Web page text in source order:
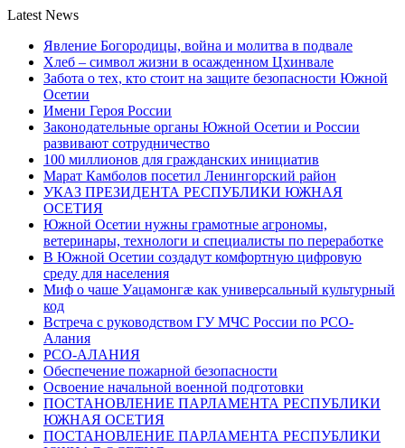
Latest News
Явление Богородицы, война и молитва в подвале
Хлеб – символ жизни в осажденном Цхинвале
Забота о тех, кто стоит на защите безопасности Южной
Осетии
Имени Героя России
Законодательные органы Южной Осетии и России
развивают сотрудничество
100 миллионов для гражданских инициатив
Марат Камболов посетил Ленингорский район
УКАЗ ПРЕЗИДЕНТА РЕСПУБЛИКИ ЮЖНАЯ
ОСЕТИЯ
Южной Осетии нужны грамотные агрономы,
ветеринары, технологи и специалисты по переработке
В Южной Осетии создадут комфортную цифровую
среду для населения
Миф о чаше Уацамонгæ как универсальный культурный
код
Встреча с руководством ГУ МЧС России по РСО-
Алания
РСО-АЛАНИЯ
Обеспечение пожарной безопасности
Освоение начальной военной подготовки
ПОСТАНОВЛЕНИЕ ПАРЛАМЕНТА РЕСПУБЛИКИ
ЮЖНАЯ ОСЕТИЯ
ПОСТАНОВЛЕНИЕ ПАРЛАМЕНТА РЕСПУБЛИКИ